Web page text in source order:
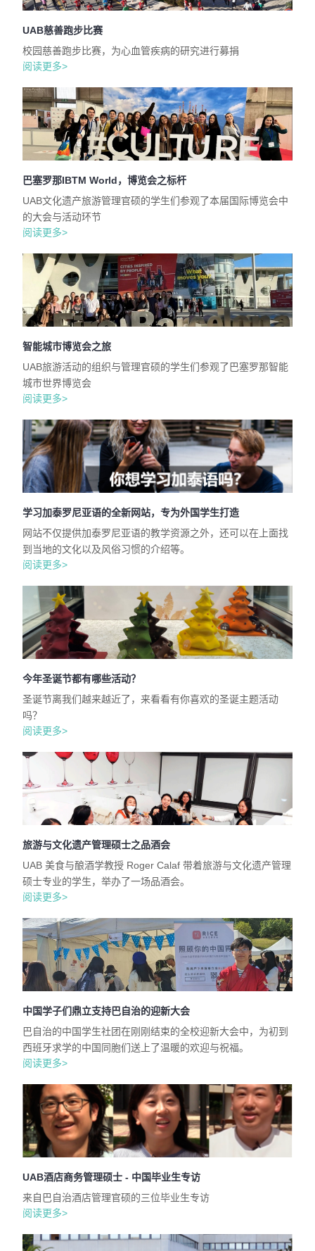
UAB慈善跑步比赛
校园慈善跑步比赛，为心血管疾病的研究进行募捐
阅读更多>
巴塞罗那IBTM World，博览会之标杆
UAB文化遗产旅游管理官硕的学生们参观了本届国际博览会中
的大会与活动环节
阅读更多>
智能城市博览会之旅
UAB旅游活动的组织与管理官硕的学生们参观了巴塞罗那智能
城市世界博览会
阅读更多>
学习加泰罗尼亚语的全新网站，专为外国学生打造
网站不仅提供加泰罗尼亚语的教学资源之外，还可以在上面找
到当地的文化以及风俗习惯的介绍等。
阅读更多>
今年圣诞节都有哪些活动？
圣诞节离我们越来越近了，来看看有你喜欢的圣诞主题活动
吗？
阅读更多>
旅游与文化遗产管理硕士之品酒会
UAB 美食与酿酒学教授 Roger Calaf 带着旅游与文化遗产管理
硕士专业的学生，举办了一场品酒会。
阅读更多>
中国学子们鼎立支持巴自治的迎新大会
巴自治的中国学生社团在刚刚结束的全校迎新大会中，为初到
西班牙求学的中国同胞们送上了温暖的欢迎与祝福。
阅读更多>
UAB酒店商务管理硕士 - 中国毕业生专访
来自巴自治酒店管理官硕的三位毕业生专访
阅读更多>